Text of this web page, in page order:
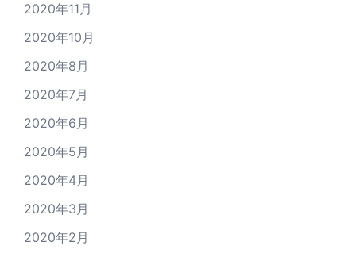
2020年11月
2020年10月
2020年8月
2020年7月
2020年6月
2020年5月
2020年4月
2020年3月
2020年2月